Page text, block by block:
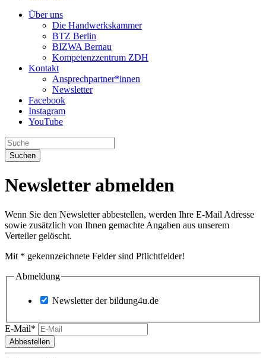
Über uns
Die Handwerkskammer
BTZ Berlin
BIZWA Bernau
Kompetenzzentrum ZDH
Kontakt
Ansprechpartner*innen
Newsletter
Facebook
Instagram
YouTube
Suchen
Newsletter abmelden
Wenn Sie den Newsletter abbestellen, werden Ihre E-Mail Adresse
sowie zusätzlich von Ihnen gemachte Angaben aus unserem
Verteiler gelöscht.
Mit * gekennzeichnete Felder sind Pflichtfelder!
Abmeldung
Newsletter der bildung4u.de
E-Mail*
Abbestellen